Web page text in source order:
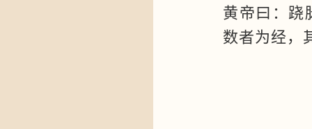
黄帝曰：跷
数者为经，